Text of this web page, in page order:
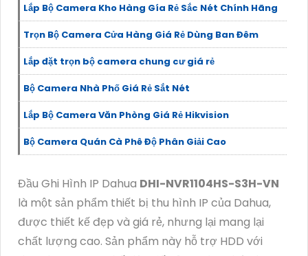
Lắp Bộ Camera Kho Hàng Gía Rẻ Sắc Nét Chính Hãng
Trọn Bộ Camera Cửa Hàng Giá Rẻ Dùng Ban Đêm
Lắp đặt trọn bộ camera chung cư giá rẻ
Bộ Camera Nhà Phố Giá Rẻ Sắt Nét
Lắp Bộ Camera Văn Phòng Giá Rẻ Hikvision
Bộ Camera Quán Cà Phê Độ Phân Giải Cao
Đầu Ghi Hình IP Dahua DHI-NVR1104HS-S3H-VN
là một sản phẩm thiết bị thu hình IP của Dahua,
được thiết kế đẹp và giá rẻ, nhưng lại mang lại
chất lượng cao. Sản phẩm này hỗ trợ HDD với